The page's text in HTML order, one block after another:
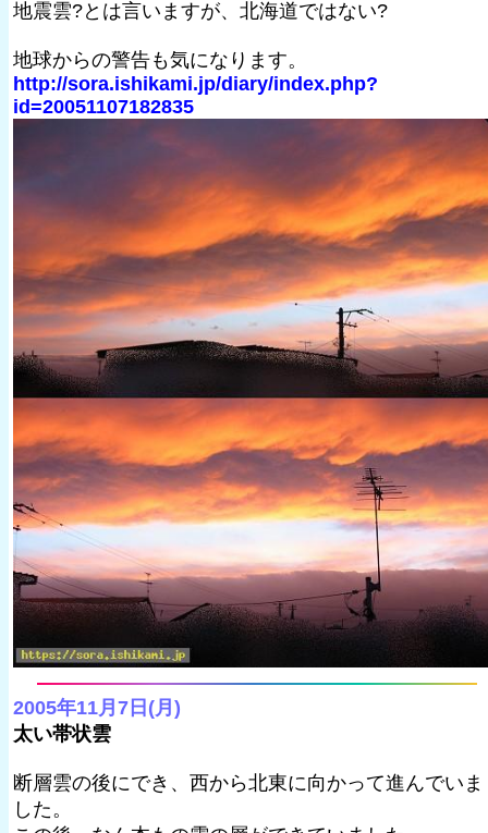
地震雲?とは言いますが、北海道ではない?
地球からの警告も気になります。
http://sora.ishikami.jp/diary/index.php?
id=20051107182835
2005年11月7日(月)
太い帯状雲
断層雲の後にでき、西から北東に向かって進んでいま
した。